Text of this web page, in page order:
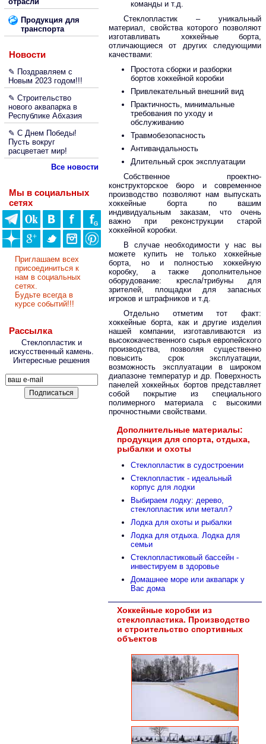
Продукция для
транспорта
Новости
✎ Поздравляем с
Новым 2023 годом!!!
✎ Строительство
нового аквапарка в
Республике Абхазия
✎ С Днем Победы!
Пусть вокруг
расцветает мир!
Все новости
Мы в социальных
сетях
Приглашаем всех
присоединиться к
нам в социальных
сетях.
Будьте всегда в
курсе событий!!!
Рассылка
Стеклопластик и
искусственный камень.
Интересные решения
команды и т.д.
Стеклопластик – уникальный
материал, свойства которого позволяют
изготавливать хоккейные борта,
отличающиеся от других следующими
качествами:
Простота сборки и разборки
бортов хоккейной коробки
Привлекательный внешний вид
Практичность, минимальные
требования по уходу и
обслуживанию
Травмобезопасность
Антивандальность
Длительный срок эксплуатации
Собственное проектно-
конструкторское бюро и современное
производство позволяют нам выпускать
хоккейные борта по вашим
индивидуальным заказам, что очень
важно при реконструкции старой
хоккейной коробки.
В случае необходимости у нас вы
можете купить не только хоккейные
борта, но и полностью хоккейную
коробку, а также дополнительное
оборудование: кресла/трибуны для
зрителей, площадки для запасных
игроков и штрафников и т.д.
Отдельно отметим тот факт:
хоккейные борта, как и другие изделия
нашей компании, изготавливаются из
высококачественного сырья европейского
производства, позволяя существенно
повысить срок эксплуатации,
возможность эксплуатации в широком
диапазоне температур и др. Поверхность
панелей хоккейных бортов представляет
собой покрытие из специального
полимерного материала с высокими
прочностными свойствами.
Дополнительные материалы:
продукция для спорта, отдыха,
рыбалки и охоты
Стеклопластик в судостроении
Стеклопластик - идеальный
корпус для лодки
Выбираем лодку: дерево,
стеклопластик или металл?
Лодка для охоты и рыбалки
Лодка для отдыха. Лодка для
семьи
Стеклопластиковый бассейн -
инвестируем в здоровье
Домашнее море или аквапарк у
Вас дома
Хоккейные коробки из
стеклопластика. Производство
и строительство спортивных
объектов